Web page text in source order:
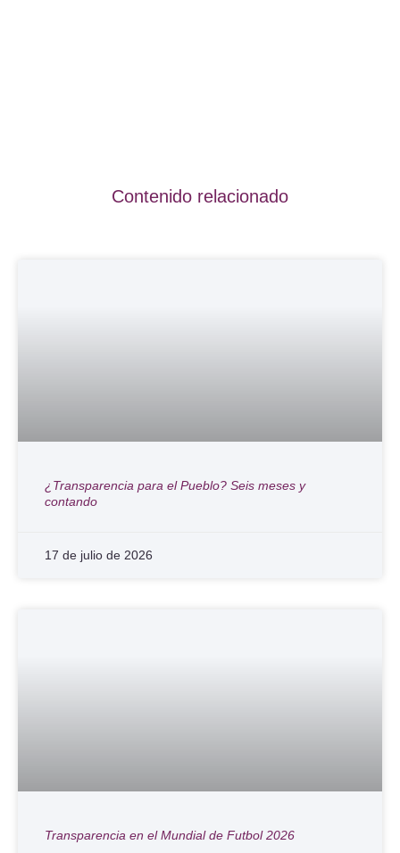
Contenido relacionado
¿Transparencia para el Pueblo? Seis meses y
contando
17 de julio de 2026
Transparencia en el Mundial de Futbol 2026